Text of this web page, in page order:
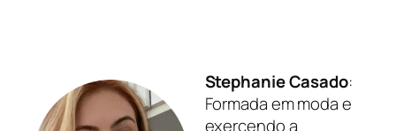
Stephanie Casado:
Formada em moda e
exercendo a